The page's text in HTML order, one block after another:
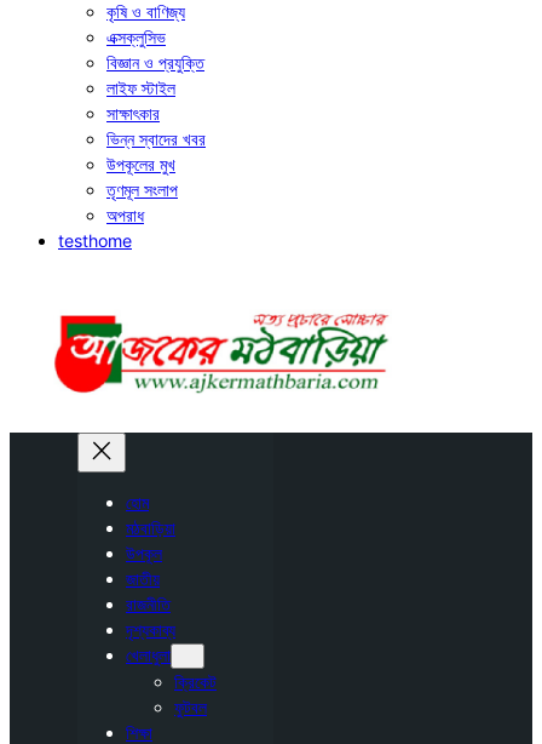
কৃষি ও বাণিজ্য
এক্সক্লুসিভ
বিজ্ঞান ও প্রযুক্তি
লাইফ স্টাইল
সাক্ষাৎকার
ভিন্ন স্বাদের খবর
উপকূলের মুখ
তৃণমূল সংলাপ
অপরাধ
testhome
হোম
মঠবাড়িয়া
উপকূল
জাতীয়
রাজনীতি
দৃশ্যকাব্য
খেলাধুলা
ক্রিকেট
ফুটবল
শিক্ষা